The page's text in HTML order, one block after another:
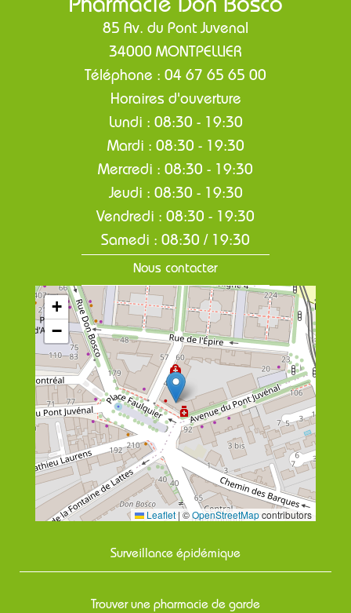
+
−
Leaflet | ©OpenStreetMapcontributors
Surveillance épidémique
Trouver une pharmacie de garde
Pharmacie Don Bosco
85 Av. du Pont Juvenal
34000 MONTPELLIER
Téléphone : 04 67 65 65 00
Horaires d'ouverture
Lundi : 08:30 - 19:30
Mardi : 08:30 - 19:30
Mercredi : 08:30 - 19:30
Jeudi : 08:30 - 19:30
Vendredi : 08:30 - 19:30
Samedi : 08:30 / 19:30
Nous contacter